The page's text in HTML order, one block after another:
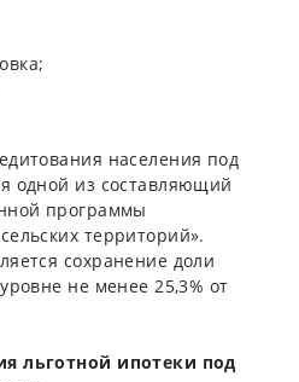
населения под
одной из составляющий
программы
территорий».
сохранение доли
не менее 25,3% от
льготной ипотеки под